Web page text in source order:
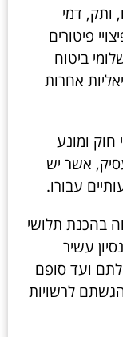
ותק, דמי
פיטורים
ביטוח
אחרות
ומונע
אשר יש
עבורו.
בהכנת תלושי
עשיר
ועד סופם
לרשויות